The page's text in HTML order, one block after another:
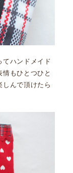
てハンドメイド
もひとつひと
んで頂けたら